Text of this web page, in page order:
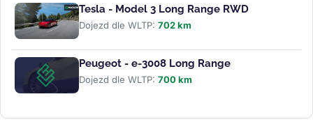
Tesla - Model 3 Long Range RWD
Dojezd dle WLTP: 702 km
Peugeot - e-3008 Long Range
Dojezd dle WLTP: 700 km